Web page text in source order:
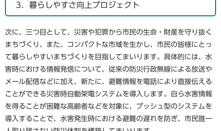
3．暮らしやすさ向上プロジェクト
次に、三つ目として、災害や犯罪から市民の生命・財産を守り抜く
まちづくり、また、コンパクトな市域を生かし、市民の皆様にとっ
て暮らしやすいまちづくりを目指してまいります。具体的には、水
害時における情報発信について、従来の防災行政無線による放送や
メール配信などに加え、新たに、避難情報を電話により直接伝える
ことができる災害時自動架電システムを導入します。自ら水害情報
を得ることが困難な高齢者などを対象に、プッシュ型のシステムを
導入することで、水害発生時における避難の遅れを防ぎ、市民誰一